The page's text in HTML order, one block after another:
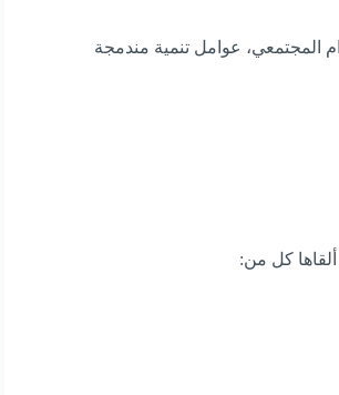
المجتمعي، عوامل تنمية مندمجة
ألقاها كل من: